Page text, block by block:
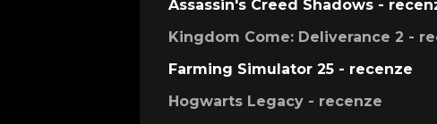
Assassin's Creed Shadows -
Kingdom Come: Deliverance 2 -
Farming Simulator 25 - recenze
Hogwarts Legacy - recenze